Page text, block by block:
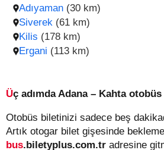
Adıyaman (30 km)
Siverek (61 km)
Kilis (178 km)
Ergani (113 km)
Üç adımda Adana – Kahta
Otobüs biletinizi sadece beş
Artık otogar bilet gişesinde
bus.biletyplus.com.tr adresine